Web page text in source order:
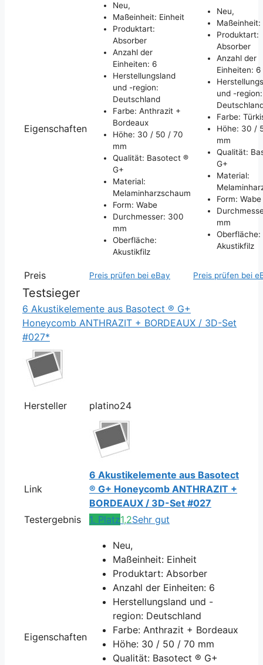
Eigenschaften
Neu,
Maßeinheit: Einheit
Produktart:
Absorber
Anzahl der
Einheiten: 6
Herstellungsland
und -region:
Deutschland
Farbe: Anthrazit +
Bordeaux
Höhe: 30 / 50 / 70
mm
Qualität: Basotect ®
G+
Material:
Melaminharzschaum
Form: Wabe
Durchmesser: 300
mm
Oberfläche:
Akustikfilz
Neu,
Maßeinheit:
Produktart:
Absorber
Anzahl der
Einheiten: 6
und -region:
Farbe:
Höhe: 30 /
mm
Qualität:
G+
Material:
Form: Wabe
mm
Oberfläche:
Akustikfilz
Preis Preis prüfen bei eBay Preis prüfen bei
Testsieger
6 Akustikelemente aus Basotect ® G+
Honeycomb ANTHRAZIT + BORDEAUX / 3D-Set
#027*
Hersteller platino24
Link
6 Akustikelemente aus Basotect
® G+ Honeycomb ANTHRAZIT +
BORDEAUX / 3D-Set #027
Testergebnis
1. Platz1,2Sehr gut
Eigenschaften
Neu,
Maßeinheit: Einheit
Produktart: Absorber
Anzahl der Einheiten: 6
Herstellungsland und -
region: Deutschland
Farbe: Anthrazit + Bordeaux
Höhe: 30 / 50 / 70 mm
Qualität: Basotect ® G+